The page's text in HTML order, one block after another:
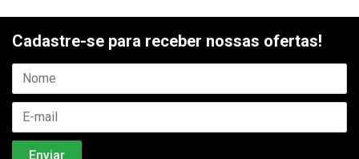
Cadastre-se para receber nossas ofertas!